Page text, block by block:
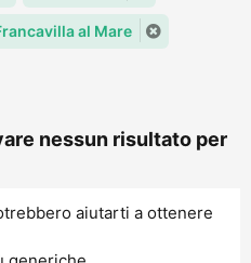
al Mare
nessun risultato per
aiutarti a ottenere